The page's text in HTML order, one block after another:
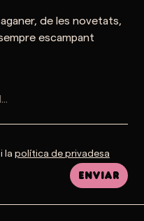
de les novetats,
escampant
i la política de privadesa
Enviar